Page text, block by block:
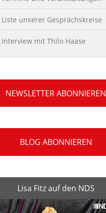
Liste unserer Gesprächskreise
Interview mit Thilo Haase
NEWSLETTER ABONNIEREN
BLOG ABONNIEREN
Lisa Fitz auf den NDS